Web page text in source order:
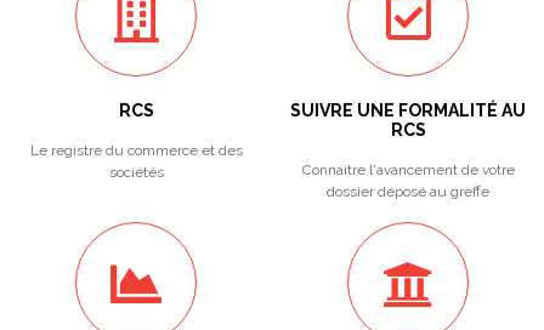
RCS
Le registre du commerce et des
sociétés
SUIVRE UNE FORMALITÉ AU
RCS
Connaitre l'avancement de votre
dossier déposé au greffe